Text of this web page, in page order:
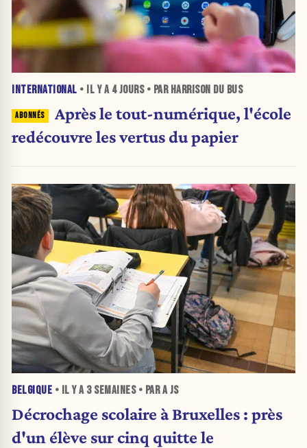
INTERNATIONAL • IL Y A 4 JOURS• PAR HARRISON DU BUS
Après le tout-numérique, l'école
redécouvre les vertus du papier
BELGIQUE • IL Y A 3 SEMAINES• PAR A JS
Décrochage scolaire à Bruxelles : près
d'un élève sur cinq quitte le